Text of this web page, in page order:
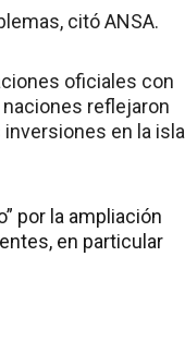
citó ANSA.
oficiales con
reflejaron
en la isla
por la ampliación
en particular